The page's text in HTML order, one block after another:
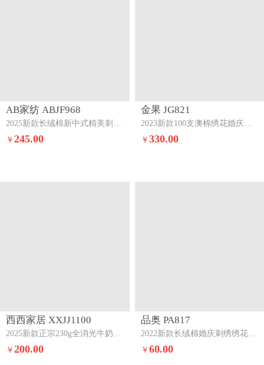
AB家纺 ABJF968
￥245.00
金果 JG821
2023新款100支澳棉绣花婚庆四件套-我和你我和你
￥ 330.00
西西家居 XXJJ1100
￥200.00
品奥 PA817
2022新款长绒棉婚庆刺绣绣花四件套百子新婚
￥ 60.00